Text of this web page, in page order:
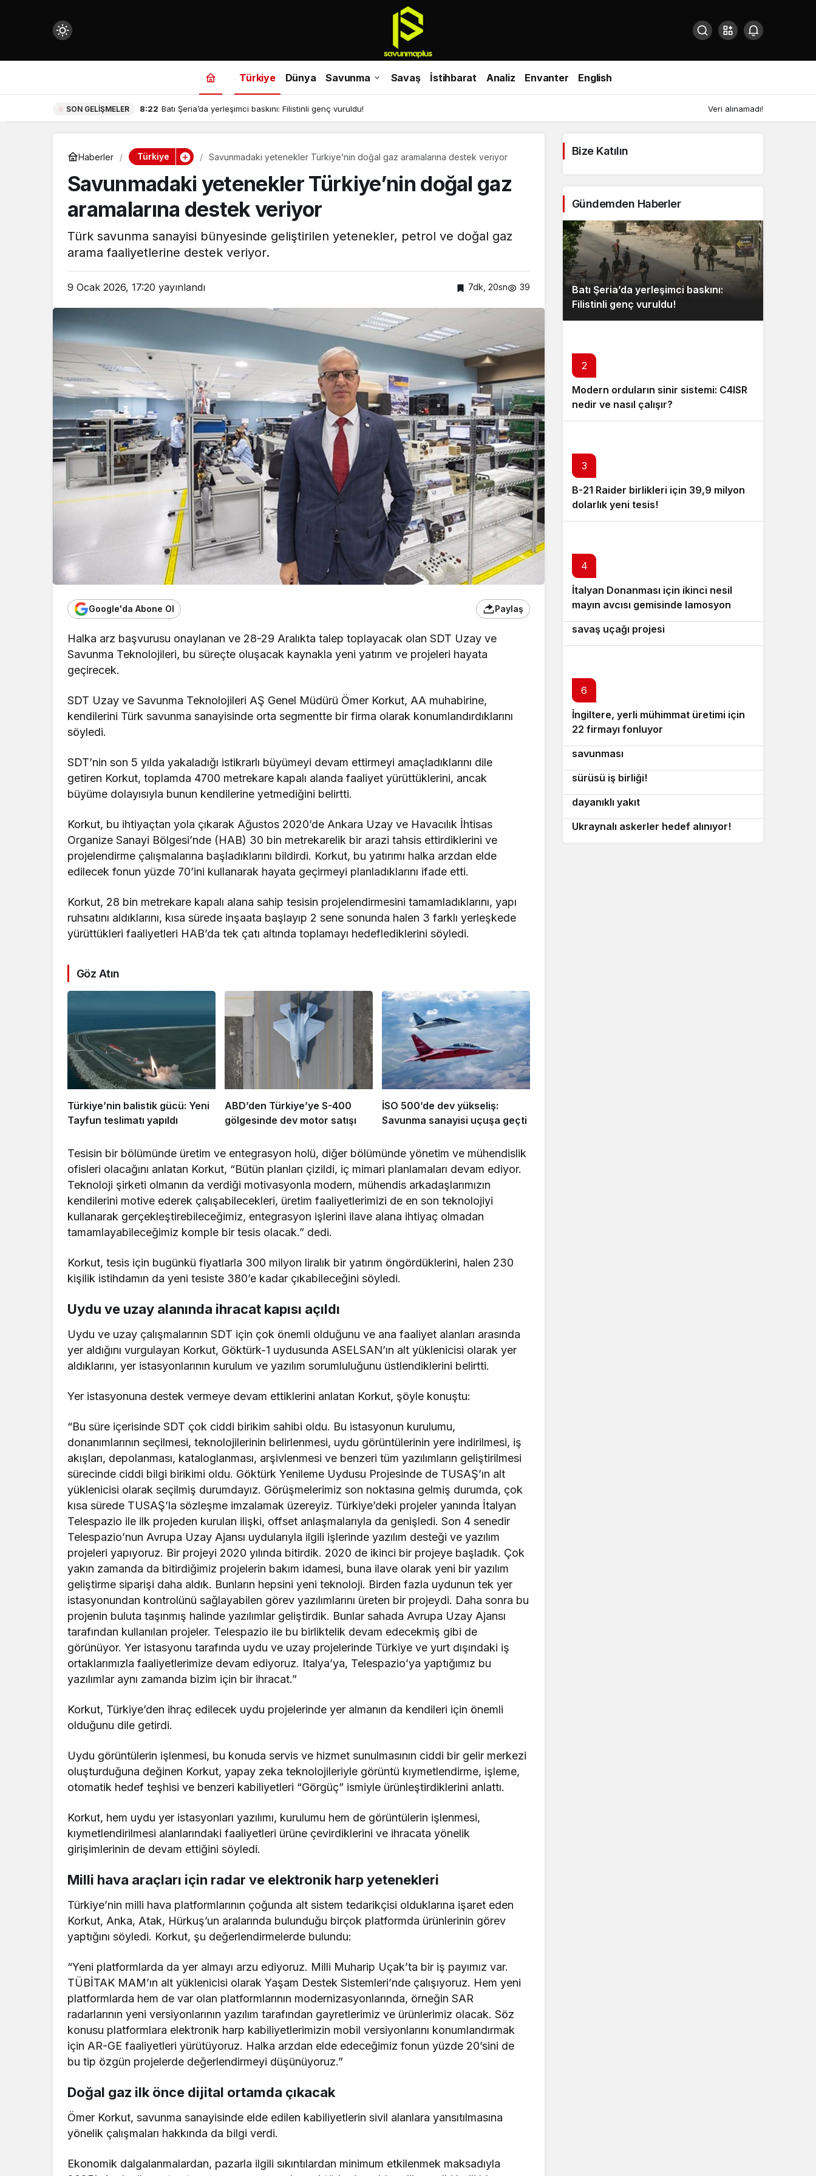
Mod
Türkiye Dünya Savunma Savaş İstihbarat Analiz Envanter English
SON GELIŞMELER 8:22 Batı Şeria’da yerleşimci baskını: Filistinli genç vuruldu! Veri alınamadı!
Haberler Türkiye Savunmadaki yetenekler Türkiye’nin doğal gaz aramalarına destek veriyor
Savunmadaki yetenekler Türkiye’nin doğal gaz
aramalarına destek veriyor
Türk savunma sanayisi bünyesinde geliştirilen yetenekler, petrol ve doğal gaz
arama faaliyetlerine destek veriyor.
9 Ocak 2026, 17:20 yayınlandı 7dk, 20sn 39
Google'da Abone Ol Paylaş
Halka arz başvurusu onaylanan ve 28-29 Aralıkta talep toplayacak olan SDT Uzay ve
Savunma Teknolojileri, bu süreçte oluşacak kaynakla yeni yatırım ve projeleri hayata
geçirecek.
SDT Uzay ve Savunma Teknolojileri AŞ Genel Müdürü Ömer Korkut, AA muhabirine,
kendilerini Türk savunma sanayisinde orta segmentte bir firma olarak konumlandırdıklarını
söyledi.
SDT’nin son 5 yılda yakaladığı istikrarlı büyümeyi devam ettirmeyi amaçladıklarını dile
getiren Korkut, toplamda 4700 metrekare kapalı alanda faaliyet yürüttüklerini, ancak
büyüme dolayısıyla bunun kendilerine yetmediğini belirtti.
Korkut, bu ihtiyaçtan yola çıkarak Ağustos 2020’de Ankara Uzay ve Havacılık İhtisas
Organize Sanayi Bölgesi’nde (HAB) 30 bin metrekarelik bir arazi tahsis ettirdiklerini ve
projelendirme çalışmalarına başladıklarını bildirdi. Korkut, bu yatırımı halka arzdan elde
edilecek fonun yüzde 70’ini kullanarak hayata geçirmeyi planladıklarını ifade etti.
Korkut, 28 bin metrekare kapalı alana sahip tesisin projelendirmesini tamamladıklarını, yapı
ruhsatını aldıklarını, kısa sürede inşaata başlayıp 2 sene sonunda halen 3 farklı yerleşkede
yürüttükleri faaliyetleri HAB’da tek çatı altında toplamayı hedeflediklerini söyledi.
Göz Atın
Türkiye’nin balistik gücü: Yeni
Tayfun teslimatı yapıldı
ABD’den Türkiye’ye S-400
gölgesinde dev motor satışı
İSO 500’de dev yükseliş:
Savunma sanayisi uçuşa geçti
Tesisin bir bölümünde üretim ve entegrasyon holü, diğer bölümünde yönetim ve mühendislik
ofisleri olacağını anlatan Korkut, “Bütün planları çizildi, iç mimari planlamaları devam ediyor.
Teknoloji şirketi olmanın da verdiği motivasyonla modern, mühendis arkadaşlarımızın
kendilerini motive ederek çalışabilecekleri, üretim faaliyetlerimizi de en son teknolojiyi
kullanarak gerçekleştirebileceğimiz, entegrasyon işlerini ilave alana ihtiyaç olmadan
tamamlayabileceğimiz komple bir tesis olacak.” dedi.
Korkut, tesis için bugünkü fiyatlarla 300 milyon liralık bir yatırım öngördüklerini, halen 230
kişilik istihdamın da yeni tesiste 380’e kadar çıkabileceğini söyledi.
Uydu ve uzay alanında ihracat kapısı açıldı
Uydu ve uzay çalışmalarının SDT için çok önemli olduğunu ve ana faaliyet alanları arasında
yer aldığını vurgulayan Korkut, Göktürk-1 uydusunda ASELSAN’ın alt yüklenicisi olarak yer
aldıklarını, yer istasyonlarının kurulum ve yazılım sorumluluğunu üstlendiklerini belirtti.
Yer istasyonuna destek vermeye devam ettiklerini anlatan Korkut, şöyle konuştu:
“Bu süre içerisinde SDT çok ciddi birikim sahibi oldu. Bu istasyonun kurulumu,
donanımlarının seçilmesi, teknolojilerinin belirlenmesi, uydu görüntülerinin yere indirilmesi, iş
akışları, depolanması, kataloglanması, arşivlenmesi ve benzeri tüm yazılımların geliştirilmesi
sürecinde ciddi bilgi birikimi oldu. Göktürk Yenileme Uydusu Projesinde de TUSAŞ’ın alt
yüklenicisi olarak seçilmiş durumdayız. Görüşmelerimiz son noktasına gelmiş durumda, çok
kısa sürede TUSAŞ’la sözleşme imzalamak üzereyiz. Türkiye’deki projeler yanında İtalyan
Telespazio ile ilk projeden kurulan ilişki, offset anlaşmalarıyla da genişledi. Son 4 senedir
Telespazio’nun Avrupa Uzay Ajansı uydularıyla ilgili işlerinde yazılım desteği ve yazılım
projeleri yapıyoruz. Bir projeyi 2020 yılında bitirdik. 2020 de ikinci bir projeye başladık. Çok
yakın zamanda da bitirdiğimiz projelerin bakım idamesi, buna ilave olarak yeni bir yazılım
geliştirme siparişi daha aldık. Bunların hepsini yeni teknoloji. Birden fazla uydunun tek yer
istasyonundan kontrolünü sağlayabilen görev yazılımlarını üreten bir projeydi. Daha sonra bu
projenin buluta taşınmış halinde yazılımlar geliştirdik. Bunlar sahada Avrupa Uzay Ajansı
tarafından kullanılan projeler. Telespazio ile bu birliktelik devam edecekmiş gibi de
görünüyor. Yer istasyonu tarafında uydu ve uzay projelerinde Türkiye ve yurt dışındaki iş
ortaklarımızla faaliyetlerimize devam ediyoruz. Italya’ya, Telespazio’ya yaptığımız bu
yazılımlar aynı zamanda bizim için bir ihracat.”
Korkut, Türkiye’den ihraç edilecek uydu projelerinde yer almanın da kendileri için önemli
olduğunu dile getirdi.
Uydu görüntülerin işlenmesi, bu konuda servis ve hizmet sunulmasının ciddi bir gelir merkezi
oluşturduğuna değinen Korkut, yapay zeka teknolojileriyle görüntü kıymetlendirme, işleme,
otomatik hedef teşhisi ve benzeri kabiliyetleri “Görgüç” ismiyle ürünleştirdiklerini anlattı.
Korkut, hem uydu yer istasyonları yazılımı, kurulumu hem de görüntülerin işlenmesi,
kıymetlendirilmesi alanlarındaki faaliyetleri ürüne çevirdiklerini ve ihracata yönelik
girişimlerinin de devam ettiğini söyledi.
Milli hava araçları için radar ve elektronik harp yetenekleri
Türkiye’nin milli hava platformlarının çoğunda alt sistem tedarikçisi olduklarına işaret eden
Korkut, Anka, Atak, Hürkuş’un aralarında bulunduğu birçok platformda ürünlerinin görev
yaptığını söyledi. Korkut, şu değerlendirmelerde bulundu:
“Yeni platformlarda da yer almayı arzu ediyoruz. Milli Muharip Uçak’ta bir iş payımız var.
TÜBİTAK MAM’ın alt yüklenicisi olarak Yaşam Destek Sistemleri’nde çalışıyoruz. Hem yeni
platformlarda hem de var olan platformlarının modernizasyonlarında, örneğin SAR
radarlarının yeni versiyonlarının yazılım tarafından gayretlerimiz ve ürünlerimiz olacak. Söz
konusu platformlara elektronik harp kabiliyetlerimizin mobil versiyonlarını konumlandırmak
için AR-GE faaliyetleri yürütüyoruz. Halka arzdan elde edeceğimiz fonun yüzde 20’sini de
bu tip özgün projelerde değerlendirmeyi düşünüyoruz.”
Doğal gaz ilk önce dijital ortamda çıkacak
Ömer Korkut, savunma sanayisinde elde edilen kabiliyetlerin sivil alanlara yansıtılmasına
yönelik çalışmaları hakkında da bilgi verdi.
Ekonomik dalgalanmalardan, pazarla ilgili sıkıntılardan minimum etkilenmek maksadıyla
Bize Katılın
Gündemden Haberler
Batı Şeria’da yerleşimci baskını:
Filistinli genç vuruldu!
2
Modern orduların sinir sistemi: C4ISR
nedir ve nasıl çalışır?
3
B-21 Raider birlikleri için 39,9 milyon
dolarlık yeni tesis!
4
İtalyan Donanması için ikinci nesil
mayın avcısı gemisinde lamosyon
aşaması!
5
savaş uçağı projesi
6
İngiltere, yerli mühimmat üretimi için
22 firmayı fonluyor
7
savunması
sürüsü iş birliği!
Hindistan ordusundan aşırı soğuklara
dayanıklı yakıt
Ukraynalı askerler hedef alınıyor!